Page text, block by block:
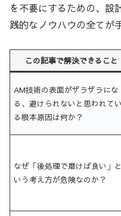
を不要にするための、設
践的なノウハウの全てが
この記事で解決できること
AM技術の表面がザラザラにな
る、避けられないと思われてい
る根本原因は何か？
なぜ「後処理で磨けば良い」と
いう考え方が危険なのか？